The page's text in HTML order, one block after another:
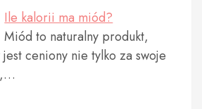
Ile kalorii ma miód?
Miód to naturalny produkt,
ceniony nie tylko za swoje